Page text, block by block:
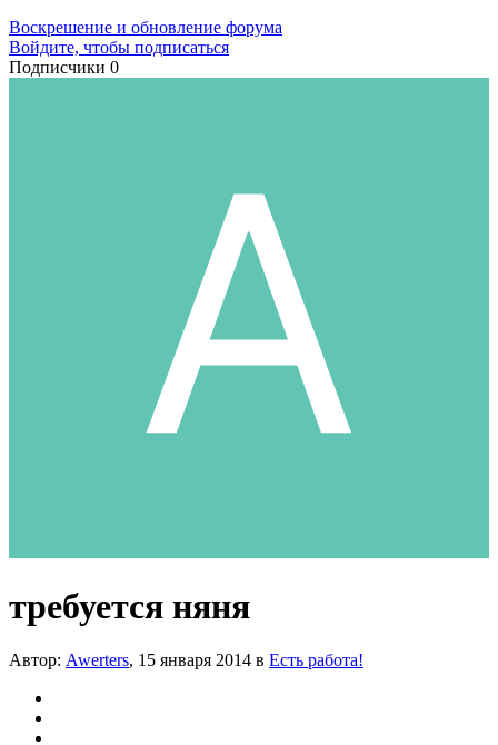
Воскрешение и обновление форума
Войдите, чтобы подписаться
Подписчики 0
требуется няня
Автор: Awerters, 15 января 2014 в Есть работа!